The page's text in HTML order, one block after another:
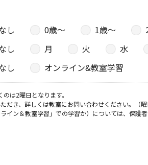
し 0歳〜 1歳〜
し 月 火 水
し オンライン&教室学習
は2曜日となります。
き、詳しくは教室にお問い合わせください。（
ン＆教室学習」での学習か）については、保護